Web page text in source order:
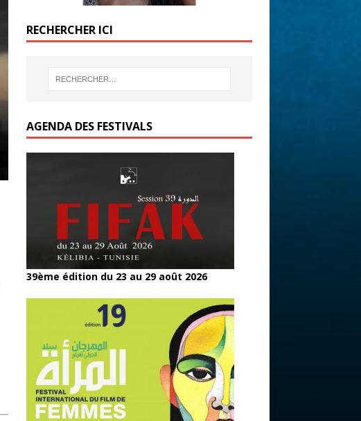
RECHERCHER ICI
AGENDA DES FESTIVALS
39ème édition du 23 au 29 août 2026